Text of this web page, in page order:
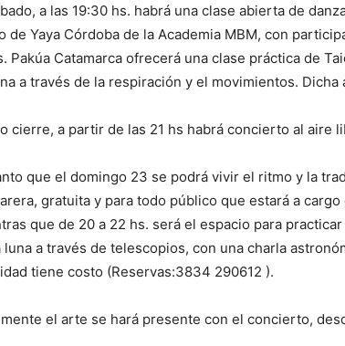
a las 19:30 hs. habrá una clase abierta de
de Yaya Córdoba de la Academia MBM, con
Pakúa Catamarca ofrecerá una clase práctica de
a través de la respiración y el movimientos. Dicha
cierre, a partir de las 21 hs habrá concierto al aire
que el domingo 23 se podrá vivir el ritmo y la
gratuita y para todo público que estará a
que de 20 a 22 hs. será el espacio para
luna a través de telescopios, con una charla
tiene costo (Reservas:3834 290612 ).
el arte se hará presente con el concierto,